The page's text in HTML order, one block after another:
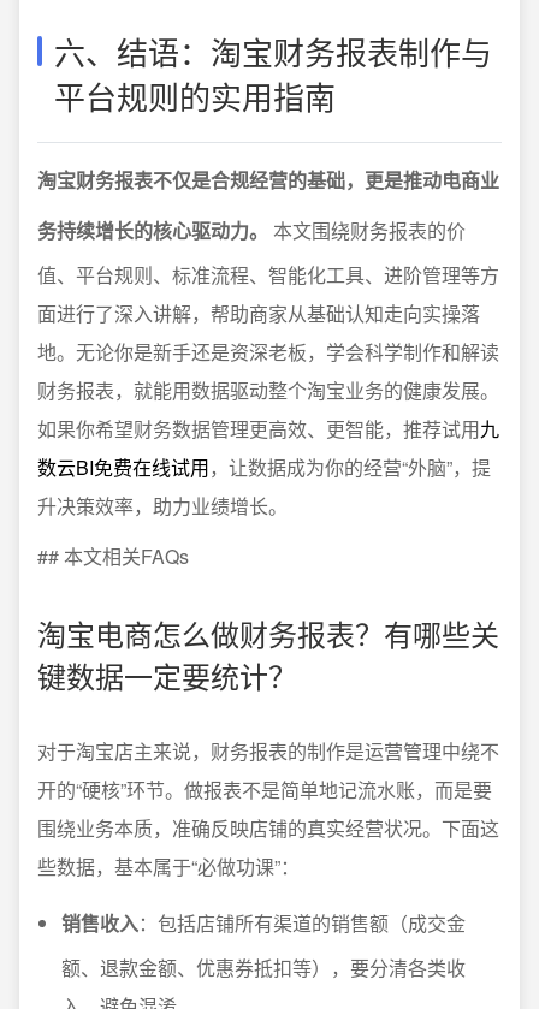
六、结语：淘宝财务报表制作与
平台规则的实用指南
淘宝财务报表不仅是合规经营的基础，更是推动电商业
务持续增长的核心驱动力。
本文围绕财务报表的价
值、平台规则、标准流程、智能化工具、进阶管理等方
面进行了深入讲解，帮助商家从基础认知走向实操落
地。无论你是新手还是资深老板，学会科学制作和解读
财务报表，就能用数据驱动整个淘宝业务的健康发展。
如果你希望财务数据管理更高效、更智能，推荐试用九
数云BI免费在线试用，让数据成为你的经营“外脑”，提
升决策效率，助力业绩增长。
## 本文相关FAQs
淘宝电商怎么做财务报表？有哪些关
键数据一定要统计？
对于淘宝店主来说，财务报表的制作是运营管理中绕不
开的“硬核”环节。做报表不是简单地记流水账，而是要
围绕业务本质，准确反映店铺的真实经营状况。下面这
些数据，基本属于“必做功课”：
销售收入：包括店铺所有渠道的销售额（成交金
额、退款金额、优惠券抵扣等），要分清各类收